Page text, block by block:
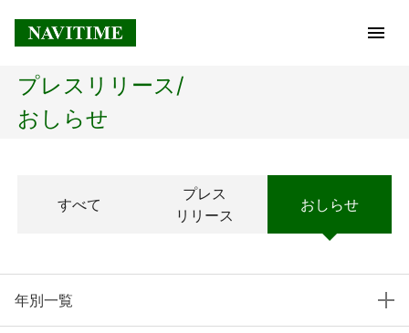
トップページ
経営理念
プレスリリース/
おしらせ
すべて
プレス
リリース
おしらせ
年別一覧